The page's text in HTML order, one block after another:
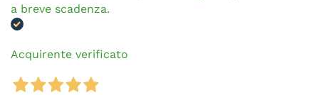
a breve scadenza.
Acquirente verificato